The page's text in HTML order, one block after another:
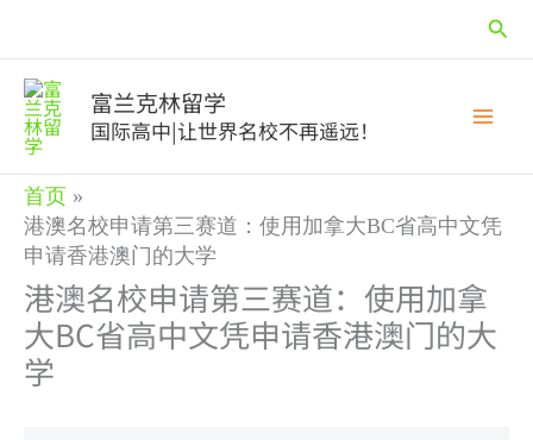
内
搜
索
富兰克林留学
国际高中|让世界名校不再遥远！
首页
港澳名校申请第三赛道：使用加拿大BC省高中文凭
申请香港澳门的大学
港澳名校申请第三赛道：使用加拿
大BC省高中文凭申请香港澳门的大
学